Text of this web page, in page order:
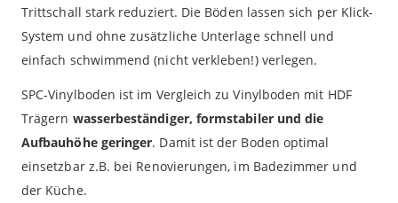
Trittschall stark reduziert. Die Böden lassen sich per Klick-
System und ohne zusätzliche Unterlage schnell und
einfach schwimmend (nicht verkleben!) verlegen.
SPC-Vinylboden ist im Vergleich zu Vinylboden mit HDF
Trägern wasserbeständiger, formstabiler und die
Aufbauhöhe geringer. Damit ist der Boden optimal
einsetzbar z.B. bei Renovierungen, im Badezimmer und
der Küche.